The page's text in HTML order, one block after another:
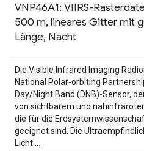
VNP46A1: VIIRS-
500 m, lineares Gitter mit
Länge, Nacht
Die Visible Infrared Imaging
National Polar-orbiting
Day/Night Band (DNB)-Sensor,
von sichtbarem und
die für die
geeignet sind. Die
Licht …